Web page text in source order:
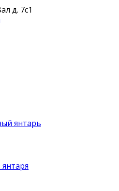
д. 7с1
янтарь